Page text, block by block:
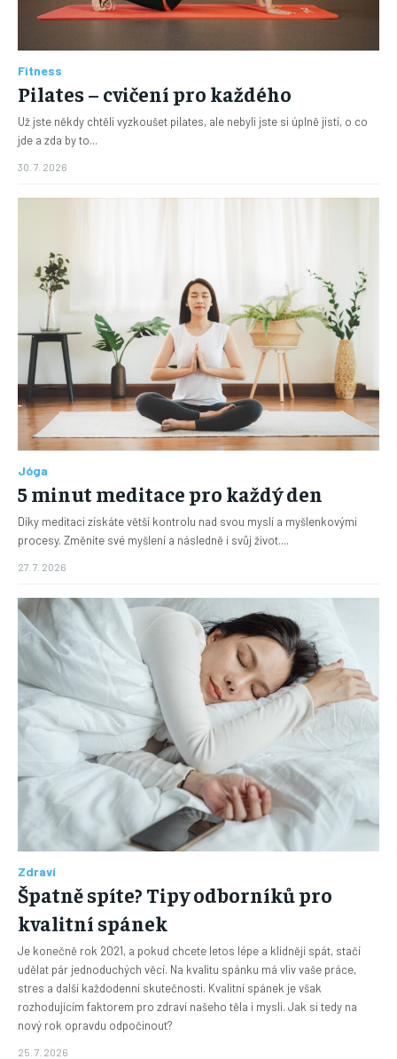
Fitness
Pilates – cvičení pro každého
Už jste někdy chtěli vyzkoušet pilates, ale nebyli jste si úplně jistí, o co
jde a zda by to...
30. 7. 2026
Jóga
5 minut meditace pro každý den
Díky meditaci získáte větší kontrolu nad svou myslí a myšlenkovými
procesy. Změníte své myšlení a následně i svůj život....
27. 7. 2026
Zdraví
Špatně spíte? Tipy odborníků pro
kvalitní spánek
Je konečně rok 2021, a pokud chcete letos lépe a klidněji spát, stačí
udělat pár jednoduchých věcí. Na kvalitu spánku má vliv vaše práce,
stres a další každodenní skutečnosti. Kvalitní spánek je však
rozhodujícím faktorem pro zdraví našeho těla i mysli. Jak si tedy na
nový rok opravdu odpočinout?
25. 7. 2026